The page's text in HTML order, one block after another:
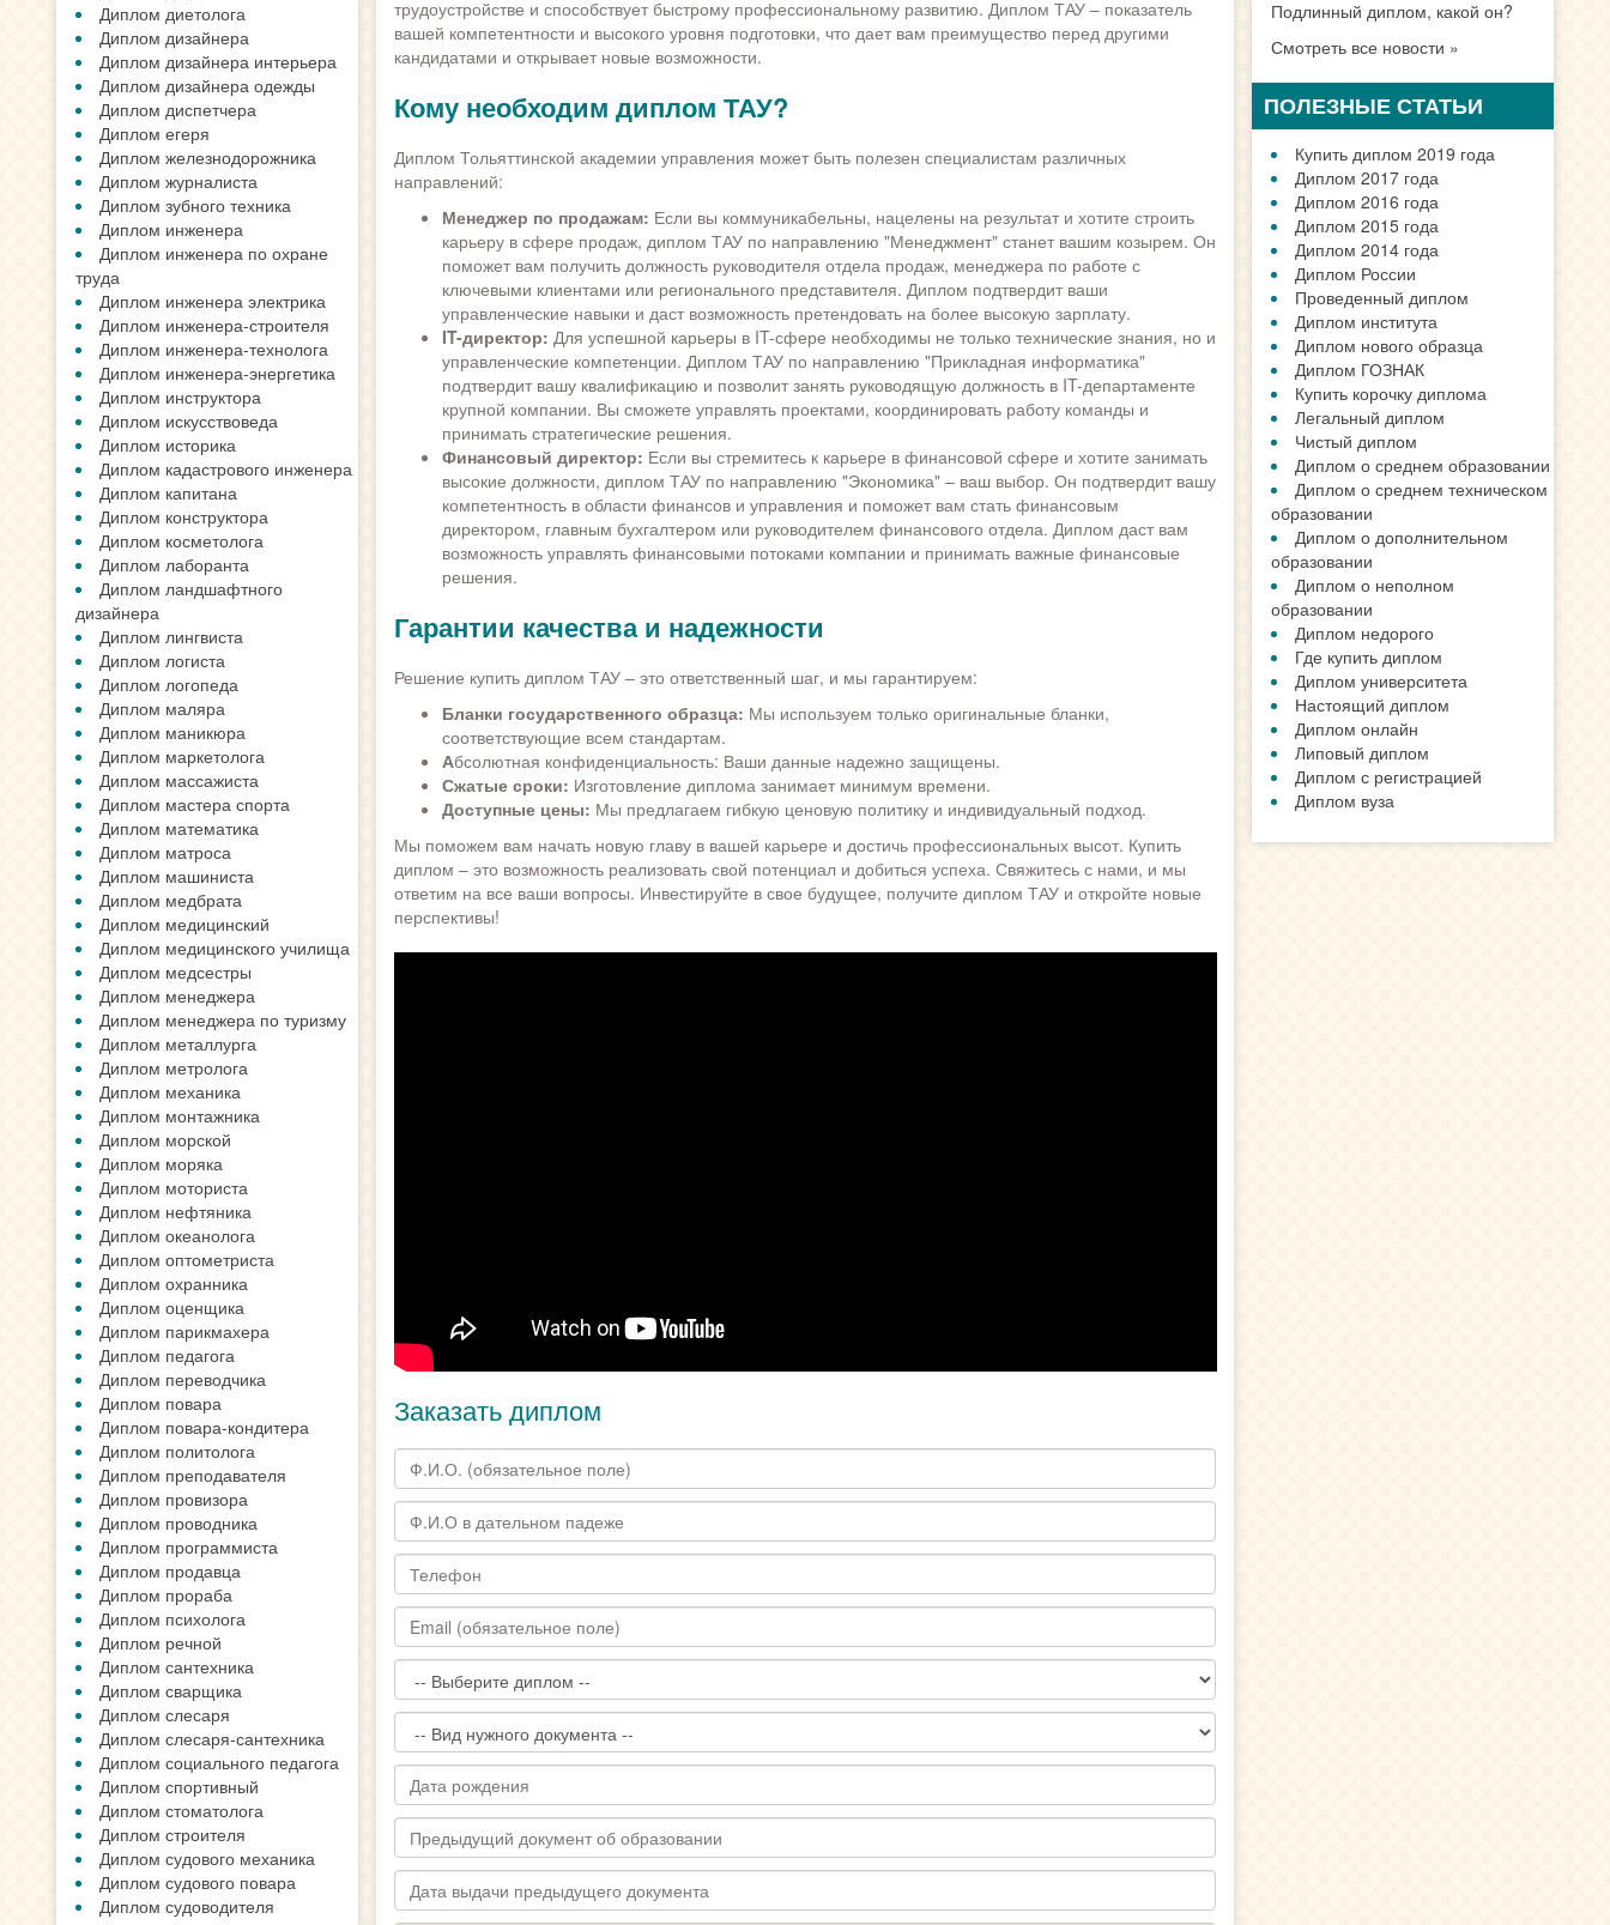
Диплом диетолога
Диплом дизайнера
Диплом дизайнера интерьера
Диплом дизайнера одежды
Диплом диспетчера
Диплом егеря
Диплом железнодорожника
Диплом журналиста
Диплом зубного техника
Диплом инженера
Диплом инженера по охране
труда
Диплом инженера электрика
Диплом инженера-строителя
Диплом инженера-технолога
Диплом инженера-энергетика
Диплом инструктора
Диплом искусствоведа
Диплом историка
Диплом кадастрового инженера
Диплом капитана
Диплом конструктора
Диплом косметолога
Диплом лаборанта
Диплом ландшафтного
дизайнера
Диплом лингвиста
Диплом логиста
Диплом логопеда
Диплом маляра
Диплом маникюра
Диплом маркетолога
Диплом массажиста
Диплом мастера спорта
Диплом математика
Диплом матроса
Диплом машиниста
Диплом медбрата
Диплом медицинский
Диплом медицинского училища
Диплом медсестры
Диплом менеджера
Диплом менеджера по туризму
Диплом металлурга
Диплом метролога
Диплом механика
Диплом монтажника
Диплом морской
Диплом моряка
Диплом моториста
Диплом нефтяника
Диплом океанолога
Диплом оптометриста
Диплом охранника
Диплом оценщика
Диплом парикмахера
Диплом педагога
Диплом переводчика
Диплом повара
Диплом повара-кондитера
Диплом политолога
Диплом преподавателя
Диплом провизора
Диплом проводника
Диплом программиста
Диплом продавца
Диплом прораба
Диплом психолога
Диплом речной
Диплом сантехника
Диплом сварщика
Диплом слесаря
Диплом слесаря-сантехника
Диплом социального педагога
Диплом спортивный
Диплом стоматолога
Диплом строителя
Диплом судового механика
Диплом судового повара
Диплом судоводителя
трудоустройстве и способствует быстрому профессиональному развитию. Диплом ТАУ – показатель
вашей компетентности и высокого уровня подготовки, что дает вам преимущество перед другими
кандидатами и открывает новые возможности.
Кому необходим диплом ТАУ?
Диплом Тольяттинской академии управления может быть полезен специалистам различных
направлений:
Менеджер по продажам: Если вы коммуникабельны, нацелены на результат и хотите строить
карьеру в сфере продаж, диплом ТАУ по направлению "Менеджмент" станет вашим козырем. Он
поможет вам получить должность руководителя отдела продаж, менеджера по работе с
ключевыми клиентами или регионального представителя. Диплом подтвердит ваши
управленческие навыки и даст возможность претендовать на более высокую зарплату.
IT-директор: Для успешной карьеры в IT-сфере необходимы не только технические знания, но и
управленческие компетенции. Диплом ТАУ по направлению "Прикладная информатика"
подтвердит вашу квалификацию и позволит занять руководящую должность в IT-департаменте
крупной компании. Вы сможете управлять проектами, координировать работу команды и
принимать стратегические решения.
Финансовый директор: Если вы стремитесь к карьере в финансовой сфере и хотите занимать
высокие должности, диплом ТАУ по направлению "Экономика" – ваш выбор. Он подтвердит вашу
компетентность в области финансов и управления и поможет вам стать финансовым
директором, главным бухгалтером или руководителем финансового отдела. Диплом даст вам
возможность управлять финансовыми потоками компании и принимать важные финансовые
решения.
Гарантии качества и надежности
Решение купить диплом ТАУ – это ответственный шаг, и мы гарантируем:
Бланки государственного образца: Мы используем только оригинальные бланки,
соответствующие всем стандартам.
Абсолютная конфиденциальность: Ваши данные надежно защищены.
Сжатые сроки: Изготовление диплома занимает минимум времени.
Доступные цены: Мы предлагаем гибкую ценовую политику и индивидуальный подход.
Мы поможем вам начать новую главу в вашей карьере и достичь профессиональных высот. Купить
диплом – это возможность реализовать свой потенциал и добиться успеха. Свяжитесь с нами, и мы
ответим на все ваши вопросы. Инвестируйте в свое будущее, получите диплом ТАУ и откройте новые
перспективы!
Заказать диплом
Подлинный диплом, какой он?
Смотреть все новости »
ПОЛЕЗНЫЕ СТАТЬИ
Купить диплом 2019 года
Диплом 2017 года
Диплом 2016 года
Диплом 2015 года
Диплом 2014 года
Диплом России
Проведенный диплом
Диплом института
Диплом нового образца
Диплом ГОЗНАК
Купить корочку диплома
Легальный диплом
Чистый диплом
Диплом о среднем образовании
Диплом о среднем техническом
образовании
Диплом о дополнительном
образовании
Диплом о неполном
образовании
Диплом недорого
Где купить диплом
Диплом университета
Настоящий диплом
Диплом онлайн
Липовый диплом
Диплом с регистрацией
Диплом вуза